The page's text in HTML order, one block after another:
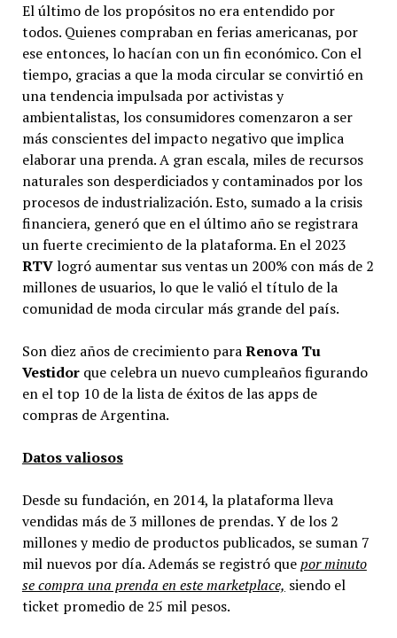
El último de los propósitos no era entendido por
todos. Quienes compraban en ferias americanas, por
ese entonces, lo hacían con un fin económico. Con el
tiempo, gracias a que la moda circular se convirtió en
una tendencia impulsada por activistas y
ambientalistas, los consumidores comenzaron a ser
más conscientes del impacto negativo que implica
elaborar una prenda. A gran escala, miles de recursos
naturales son desperdiciados y contaminados por los
procesos de industrialización. Esto, sumado a la crisis
financiera, generó que en el último año se registrara
un fuerte crecimiento de la plataforma. En el 2023
RTVlogró aumentar sus ventas un 200% con más de 2
millones de usuarios, lo que le valió el título de la
comunidad de moda circular más grande del país.
Son diez años de crecimiento paraRenova Tu
Vestidorque celebra un nuevo cumpleaños figurando
en el top 10 de la lista de éxitos de las apps de
compras de Argentina.
Datos valiosos
Desde su fundación, en 2014, la plataforma lleva
vendidas más de 3 millones de prendas. Y de los 2
millones y medio de productos publicados, se suman 7
mil nuevos por día. Además se registró quepor minuto
se compra una prenda en este marketplace, siendo el
ticket promedio de 25 mil pesos.